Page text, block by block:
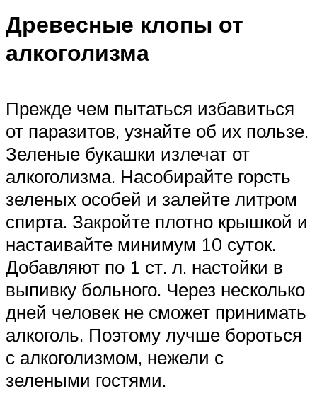
Древесные клопы от
алкоголизма
Прежде чем пытаться избавиться
от паразитов, узнайте об их пользе.
Зеленые букашки излечат от
алкоголизма. Насобирайте горсть
зеленых особей и залейте литром
спирта. Закройте плотно крышкой и
настаивайте минимум 10 суток.
Добавляют по 1 ст. л. настойки в
выпивку больного. Через несколько
дней человек не сможет принимать
алкоголь. Поэтому лучше бороться
с алкоголизмом, нежели с
зелеными гостями.